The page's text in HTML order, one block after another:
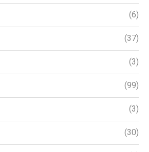
(6)
(37)
(3)
(99)
(3)
(30)